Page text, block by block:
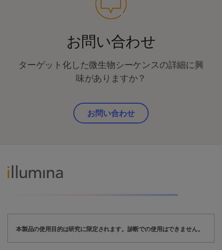
お問い合わせ
ターゲット化した微生物シーケンスの詳細に興
味がありますか？
お問い合わせ
本製品の使用目的は研究に限定されます。診断での使用はできません。